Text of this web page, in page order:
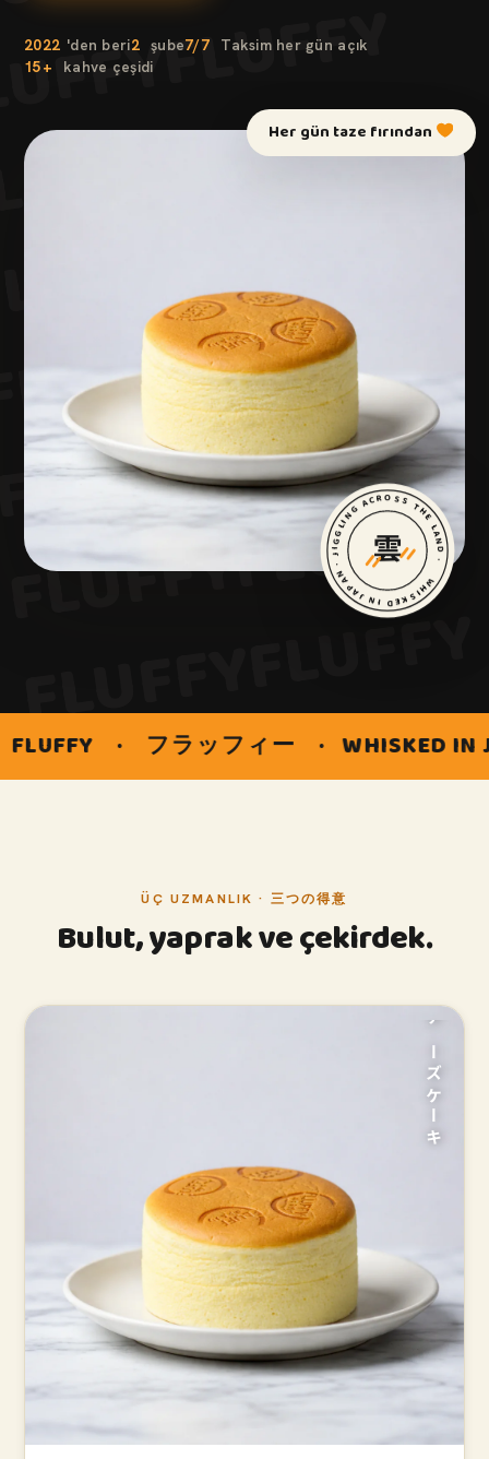
FLUFFY
FLUFFY
FLUFFY
FLUFFY
FLUFFY
FLUFFYFLUFFY
FLUFFY FLUFFY
FLUFFY
FLUFFY
FLUFFY
FLUFFY
FLUFFY
FLUFFY
2022 'den beri2 şube7/7
Taksim her gün açık
15+
kahve çeşidi
Her gün taze fırından
WHISKED IN JAPAN · JIGGLING ACROSS THE LAND ·
雲
フラッフィー · WHISKED IN JAPAN
ÜÇ UZMANLIK · 三つの得意
Bulut, yaprak ve çekirdek.
チーズケーキ